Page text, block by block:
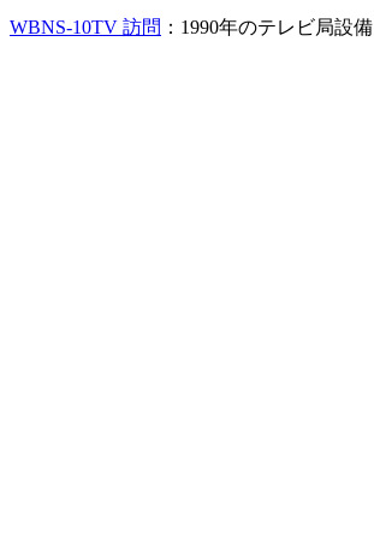
WBNS-10TV 訪問 ：1990年のテレビ局設備